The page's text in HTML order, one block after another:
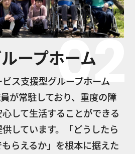
02
ープホーム
ス支援型グループホーム
が常駐しており、重度の障
して生活することができる
供しています。「どうしたら
らえるか」を根本に据えた